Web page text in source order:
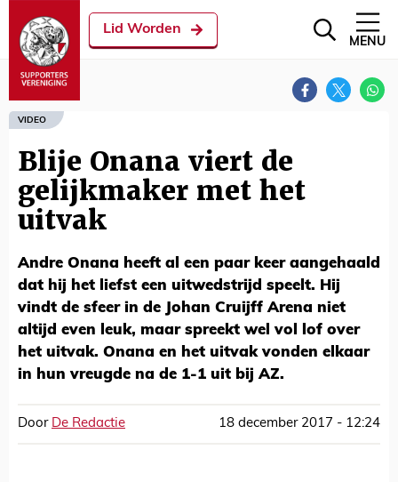
Lid Worden
MENU
VIDEO
Blije Onana viert de
gelijkmaker met het
uitvak
Andre Onana heeft al een paar keer aangehaald
dat hij het liefst een uitwedstrijd speelt. Hij
vindt de sfeer in de Johan Cruijff Arena niet
altijd even leuk, maar spreekt wel vol lof over
het uitvak. Onana en het uitvak vonden elkaar
in hun vreugde na de 1-1 uit bij AZ.
Door De Redactie 18 december 2017 - 12:24